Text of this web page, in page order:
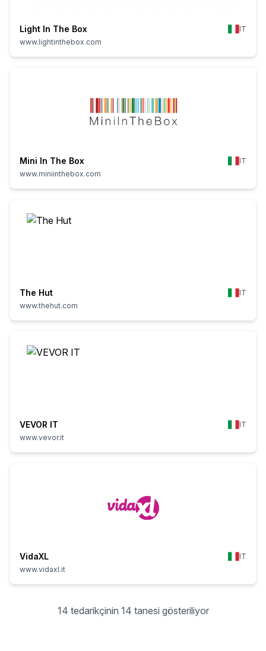
Light In The Box
IT
www.lightinthebox.com
Mini In The Box
IT
www.miniinthebox.com
The Hut
IT
www.thehut.com
VEVOR IT
IT
www.vevor.it
VidaXL
IT
www.vidaxl.it
14 tedarikçinin 14 tanesi gösteriliyor